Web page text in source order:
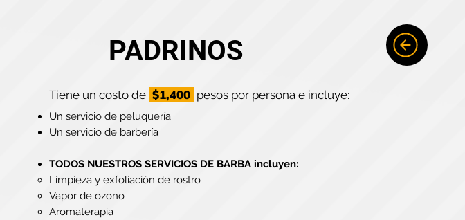
PADRINOS
Tiene un costo de $1,400 pesos por persona e incluye:
Un servicio de peluquería
Un servicio de barbería
TODOS NUESTROS SERVICIOS DE BARBA incluyen:
Limpieza y exfoliación de rostro
Vapor de ozono
Aromaterapia